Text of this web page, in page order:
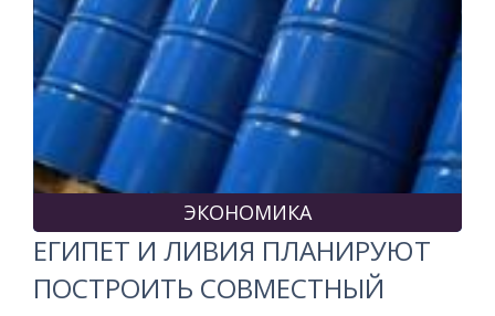
ЭКОНОМИКА
ЕГИПЕТ И ЛИВИЯ ПЛАНИРУЮТ
ПОСТРОИТЬ СОВМЕСТНЫЙ